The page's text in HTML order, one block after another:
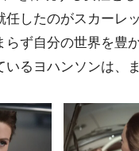
任したのがスカーレ
らず自分の世界を豊
るヨハンソンは、